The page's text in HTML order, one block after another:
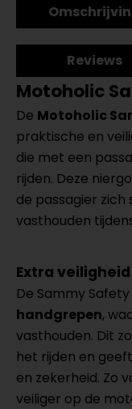
Reviews
Motoholic
De Motoholic
praktische en
die met een
rijden. Deze
de passagier
vasthouden
Extra
De Sammy
handgrepen,
vasthouden. Dit
het rijden en
en zekerheid. Zo
veiliger op de